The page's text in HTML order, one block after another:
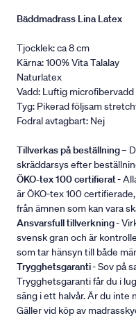
Bäddmadrass Lina Latex
Tjocklek: ca 8 cm
Kärna: 100% Vita Talalay
Naturlatex
Vadd: Luftig microfibervadd
Tyg: Pikerad följsam
Fodral avtagbart: Nej
Tillverkas på beställning–
skräddarsys efter
ÖKO-tex 100 certifierat-
är ÖKO-tex 100
från ämnen som kan vara
Ansvarsfull tillverkning-
svensk gran och är
som tar hänsyn till både
Trygghetsgaranti- Sov på
Trygghetsgaranti får du i
säng i ett halvår. Är du inte
Gäller vid köp av